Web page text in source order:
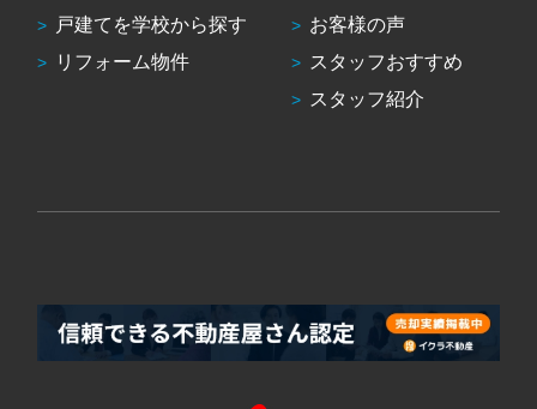
戸建てを学校から探す
リフォーム物件
お客様の声
スタッフおすすめ
スタッフ紹介